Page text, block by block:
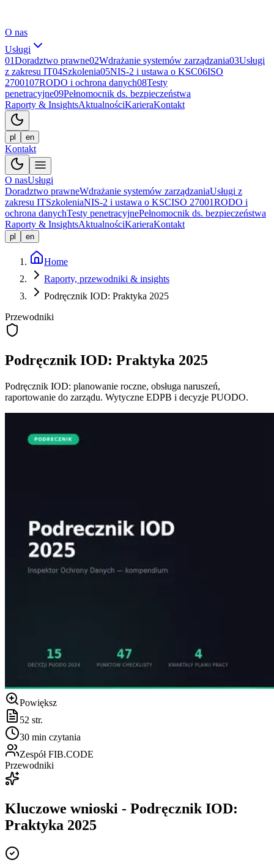
O nas
Usługi
01Doradztwo prawne02Wdrażanie systemów zarządzania03Usługi
z zakresu IT04Szkolenia05NIS-2 i ustawa o KSC06ISO
2700107RODO i ochrona danych08Testy
penetracyjne09Pełnomocnik ds. bezpieczeństwa
Raporty & InsightsAktualnościKarieraKontakt
pl en
Kontakt
O nasUsługi
Doradztwo prawneWdrażanie systemów zarządzaniaUsługi z
zakresu ITSzkoleniaNIS-2 i ustawa o KSCISO 27001RODO i
ochrona danychTesty penetracyjnePełnomocnik ds. bezpieczeństwa
Raporty & InsightsAktualnościKarieraKontakt
pl en
Home
Raporty, przewodniki & insights
Podręcznik IOD: Praktyka 2025
Przewodniki
Podręcznik IOD: Praktyka 2025
Podręcznik IOD: planowanie roczne, obsługa naruszeń,
raportowanie do zarządu. Wytyczne EDPB i decyzje PUODO.
Powiększ
52 str.
30 min czytania
Zespół FIB.CODE
Przewodniki
Kluczowe wnioski - Podręcznik IOD:
Praktyka 2025